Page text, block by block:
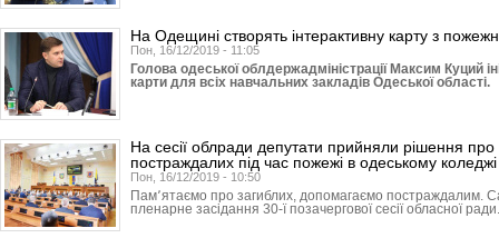
На Одещині створять інтерактивну карту з
Пон, 16/12/2019 - 11:05
Голова одеської облдержадміністрації Максим Куций
карти для всіх навчальних закладів Одеської області.
На сесії облради депутати прийняли рішення про
постраждалих під час пожежі в одеському коледжі
Пон, 16/12/2019 - 10:50
Пам՚ятаємо про загиблих, допомагаємо постраждалим.
пленарне засідання 30-ї позачергової сесії обласної ради.